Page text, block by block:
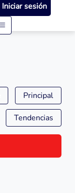
Iniciar sesión
Principal
Tendencias